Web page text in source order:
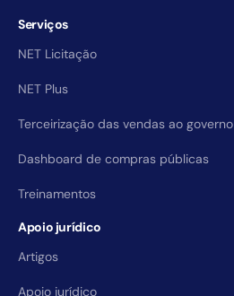
Serviços
NET Licitação
NET Plus
Terceirização das vendas ao governo
Dashboard de compras públicas
Treinamentos
Apoio jurídico
Artigos
Apoio jurídico